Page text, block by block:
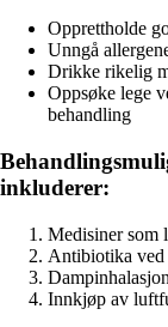
Opprettholde
Unngå
Drikke rikelig
Oppsøke lege
behandling
inkluderer:
Medisiner som
Antibiotika ved
Innkjøp av